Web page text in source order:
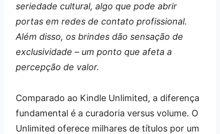
seriedade cultural, algo que pode abrir
portas em redes de contato profissional.
Além disso, os brindes dão sensação de
exclusividade – um ponto que afeta a
percepção de valor.
Comparado ao Kindle Unlimited, a diferença
fundamental é a curadoria versus volume. O
Unlimited oferece milhares de títulos por um